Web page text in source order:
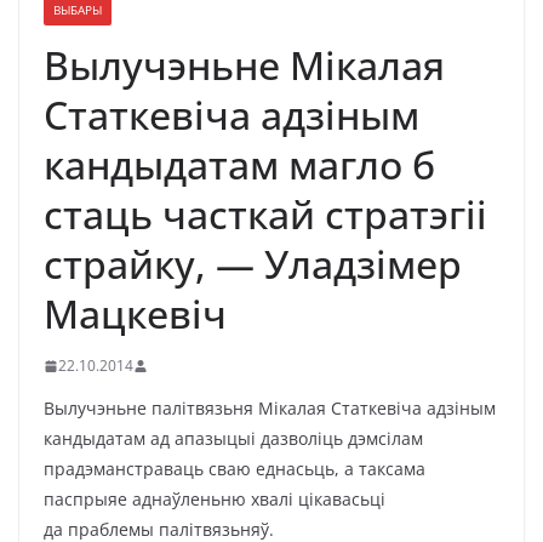
ВЫБАРЫ
Вылучэньне Мікалая
Статкевіча адзіным
кандыдатам магло б
стаць часткай стратэгіі
страйку, — Уладзімер
Мацкевіч
22.10.2014
Вылучэньне палітвязьня Мікалая Статкевіча адзіным
кандыдатам ад апазыцыі дазволіць дэмсілам
прадэманстраваць сваю еднасьць, а таксама
паспрыяе аднаўленьню хвалі цікавасьці
да праблемы палітвязьняў.